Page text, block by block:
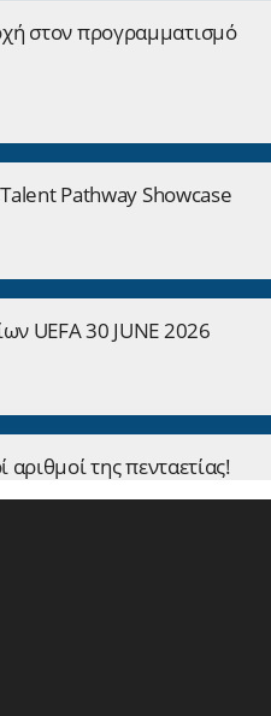
στον προγραμματισμό
Pathway Showcase
UEFA 30 JUNE 2026
της πενταετίας!